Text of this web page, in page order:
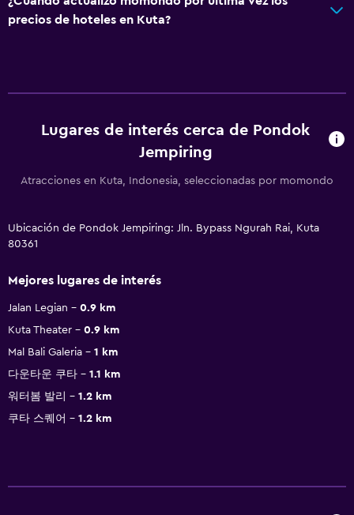
precios de hoteles en Kuta?
Lugares de interés cerca de Pondok
Jempiring
Atracciones en Kuta, Indonesia, seleccionadas por momondo
Ubicación de Pondok Jempiring: Jln. Bypass Ngurah Rai, Kuta
80361
Mejores lugares de interés
Jalan Legian
0.9 km
Kuta Theater
0.9 km
Mal Bali Galeria
1 km
다운타운 쿠타
1.1 km
워터봄 발리
1.2 km
쿠타 스퀘어
1.2 km